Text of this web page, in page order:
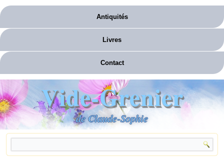
Antiquités
Livres
Contact
Vide-Grenier
de Claude-Sophie